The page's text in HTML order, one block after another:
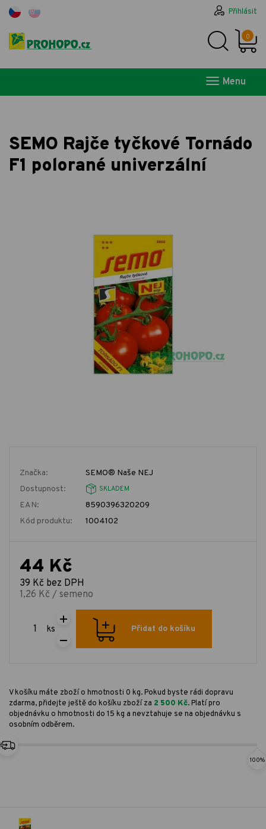
Přihlásit
0
Menu
SEMO Rajče tyčkové Tornádo
F1 polorané univerzální
Značka:
SEMO® Naše NEJ
Dostupnost:
SKLADEM
EAN:
8590396320209
Kód produktu:
1004102
44 Kč
39 Kč bez DPH
1,26 Kč / semeno
ks Přidat do košíku
V košíku máte zboží o hmotnosti 0 kg. Pokud byste rádi dopravu
zdarma, přidejte ještě do košíku zboží za 2 500 Kč. Platí pro
objednávku o hmotnosti do 15 kg a nevztahuje se na objednávku s
osobním odběrem.
100%